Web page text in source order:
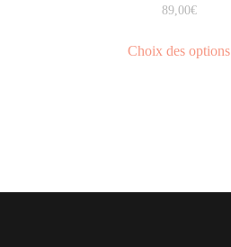
89,00€
Choix des options